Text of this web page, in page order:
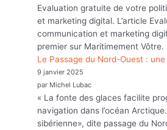
Evaluation gratuite de votre
et marketing digital. L’article
communication et marketing
premier sur Maritimement Vôtre.
Le Passage du Nord-Ouest :
9 janvier 2025
par Michel Lubac
« La fonte des glaces facilite
navigation dans l’océan
sibérienne», dite passage du